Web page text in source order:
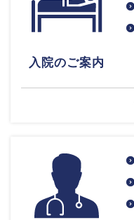
入院のご案内